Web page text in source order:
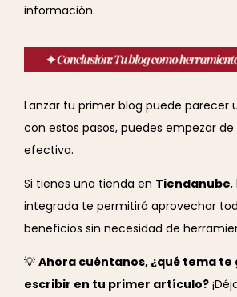
información.
Lanzar tu primer blog puede parecer
con estos pasos, puedes empezar
efectiva.
Si tienes una tienda en Tiendanube,
integrada te permitirá aprovechar
beneficios sin necesidad de
💡 Ahora cuéntanos, ¿qué tema
escribir en tu primer artículo?